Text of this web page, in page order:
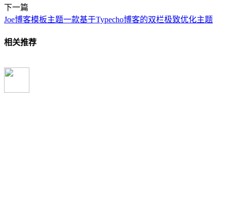
下一篇
Joe博客模板主题一款基于Typecho博客的双栏极致优化主题
相关推荐